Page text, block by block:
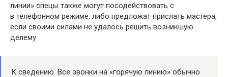
линии» спецы также могут посодействовать с
в телефонном режиме, либо предложат прислать мастера,
если своими силами не удалось решить возникшую
делему.
К сведению. Все звонки на «горячую линию» обычно